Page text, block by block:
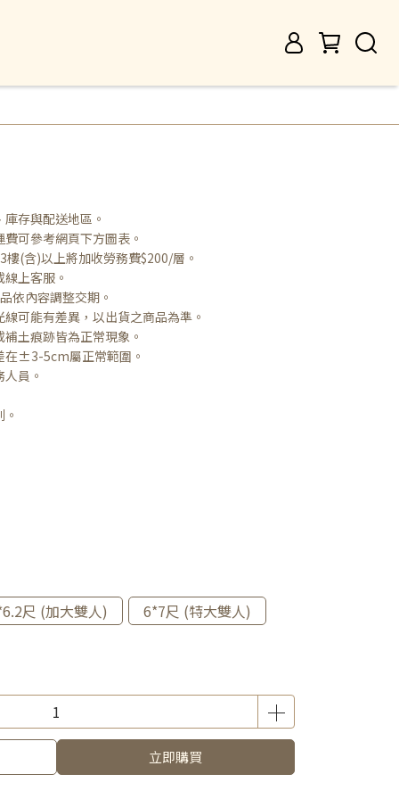
存與配送地區。
可參考網頁下方圖表。
(含)以上將加收勞務費$200/層。
上客服。
依內容調整交期。
可能有差異，以出貨之商品為準。
土痕跡皆為正常現象。
在±3-5cm屬正常範圍。
員。
尺 (加大雙人) 6*7尺 (特大雙人)
立即購買